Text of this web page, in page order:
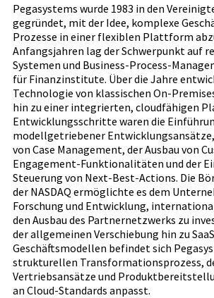
Pegasystems wurde 1983 in den
gegründet, mit der Idee, komplexe
Prozesse in einer flexiblen Plattform
Anfangsjahren lag der Schwerpunkt auf
Systemen und Business-Process-
für Finanzinstitute. Über die Jahre
Technologie von klassischen On-
hin zu einer integrierten, cloudfähigen
Entwicklungsschritte waren die
modellgetriebener
von Case Management, der Ausbau von
Engagement-Funktionalitäten und der
Steuerung von Next-Best-Actions. Die
der NASDAQ ermöglichte es dem
Forschung und Entwicklung,
den Ausbau des Partnernetzwerks zu
der allgemeinen Verschiebung hin zu
Geschäftsmodellen befindet sich
strukturellen Transformationsprozess,
Vertriebsansätze und
an Cloud-Standards anpasst.